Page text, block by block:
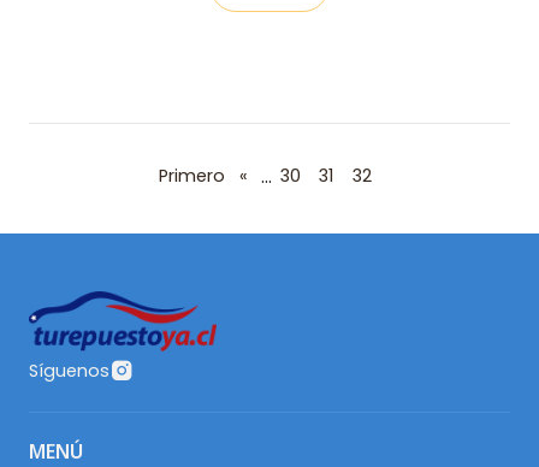
Primero « ... 30 31 32
Síguenos
MENÚ